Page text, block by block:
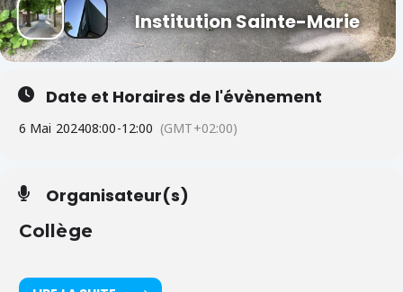
Institution Sainte-Marie
Date et Horaires de l'évènement
6 Mai 202408:00-12:00 (GMT+02:00)
Organisateur(s)
Collège